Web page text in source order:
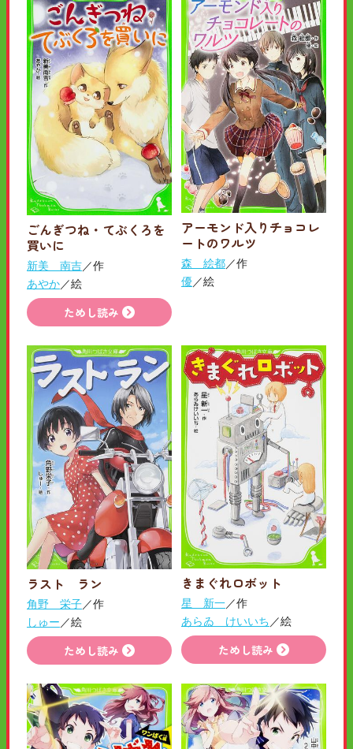
ごんぎつね・てぶくろを
買いに
新美 南吉／作
あやか／絵
ためし読み
アーモンド入りチョコレ
ートのワルツ
森 絵都／作
優／絵
ラスト ラン
角野 栄子／作
しゅー ／絵
ためし読み
きまぐれロボット
星 新一／作
あらゐ けいいち ／絵
ためし読み